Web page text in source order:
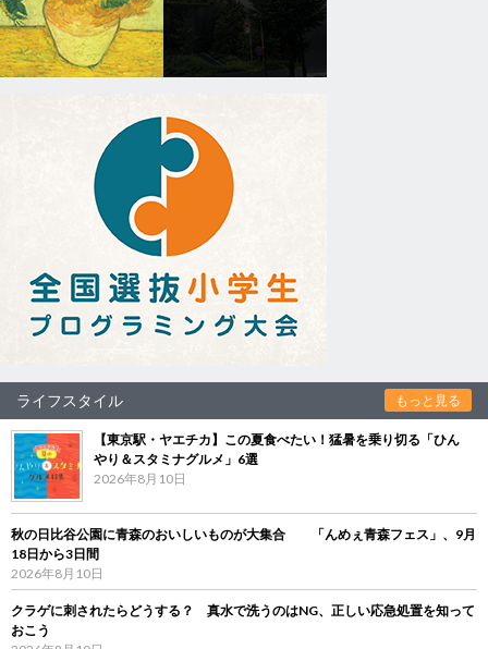
ライフスタイル もっと見る
【東京駅・ヤエチカ】この夏食べたい！猛暑を乗り切る「ひん
やり＆スタミナグルメ」6選
2026年8月10日
秋の日比谷公園に青森のおいしいものが大集合 「んめぇ青森フェス」、9月
18日から3日間
2026年8月10日
クラゲに刺されたらどうする？ 真水で洗うのはNG、正しい応急処置を知って
おこう